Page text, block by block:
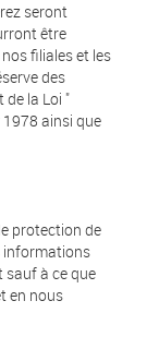
seront
être
filiales et les
des
la Loi "
ainsi que
protection de
informations
à ce que
en nous